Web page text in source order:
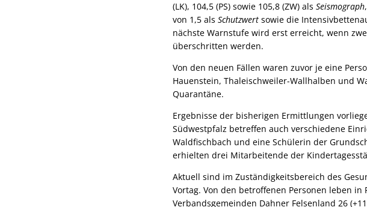
(LK), 104,5 (PS) sowie 105,8 (ZW) als Seismograph
von 1,5 als Schutzwert sowie die
nächste Warnstufe wird erst erreicht, wenn
überschritten werden.
Von den neuen Fällen waren zuvor je eine
Hauenstein, Thaleischweiler-Wallhalben und
Quarantäne.
Ergebnisse der bisherigen Ermittlungen
Südwestpfalz betreffen auch verschiedene
Waldfischbach und eine Schülerin der
erhielten drei Mitarbeitende der
Aktuell sind im Zuständigkeitsbereich des
Vortag. Von den betroffenen Personen leben in
Verbandsgemeinden Dahner Felsenland 26